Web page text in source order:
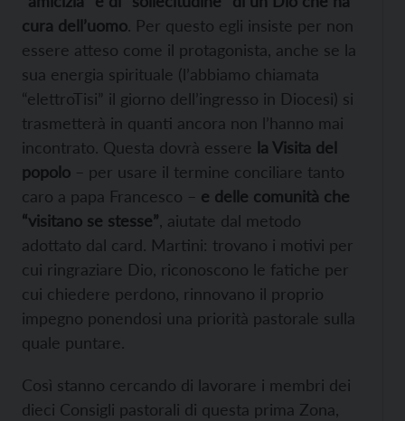
cura dell’uomo. Per questo egli insiste per non
essere atteso come il protagonista, anche se la
sua energia spirituale (l’abbiamo chiamata
“elettroTisi” il giorno dell’ingresso in Diocesi) si
trasmetterà in quanti ancora non l’hanno mai
incontrato. Questa dovrà essere la Visita del
popolo – per usare il termine conciliare tanto
caro a papa Francesco – e delle comunità che
“visitano se stesse”, aiutate dal metodo
adottato dal card. Martini: trovano i motivi per
cui ringraziare Dio, riconoscono le fatiche per
cui chiedere perdono, rinnovano il proprio
impegno ponendosi una priorità pastorale sulla
quale puntare.
Così stanno cercando di lavorare i membri dei
dieci Consigli pastorali di questa prima Zona,